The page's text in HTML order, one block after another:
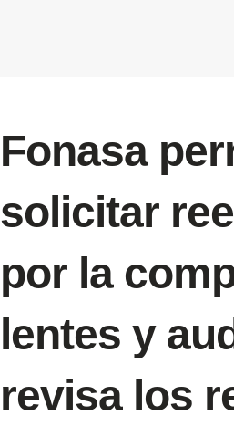
Fonasa
solicitar
por la
lentes y
revisa los